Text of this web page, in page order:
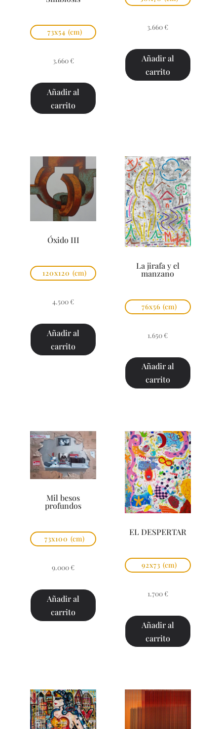
73x54 (cm)
3.660 €
Añadir al
carrito
3.660 €
Añadir al
carrito
Óxido III
120x120 (cm)
4.500 €
Añadir al
carrito
La jirafa y el
manzano
76x56 (cm)
1.650 €
Añadir al
carrito
Mil besos
profundos
73x100 (cm)
9.000 €
Añadir al
carrito
EL DESPERTAR
92x73 (cm)
1.700 €
Añadir al
carrito